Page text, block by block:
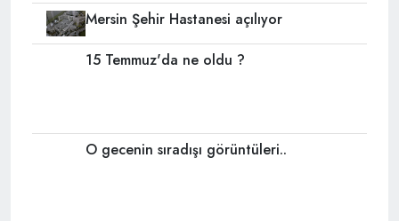
Mersin Şehir Hastanesi açılıyor
15 Temmuz'da ne oldu ?
O gecenin sıradışı görüntüleri..